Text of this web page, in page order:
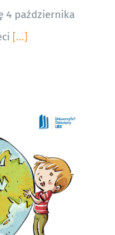
4 października
[...]